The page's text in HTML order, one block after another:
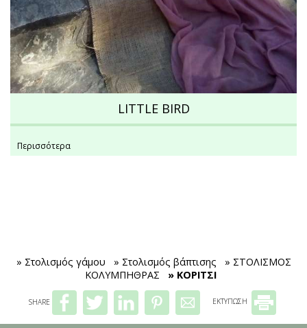
LITTLE BIRD
Περισσότερα
» Στολισμός γάμου » Στολισμός βάπτισης
» ΣΤΟΛΙΣΜΟΣ
ΚΟΛΥΜΠΗΘΡΑΣ
» ΚΟΡΙΤΣΙ
SHARE ΕΚΤΥΠΩΣΗ